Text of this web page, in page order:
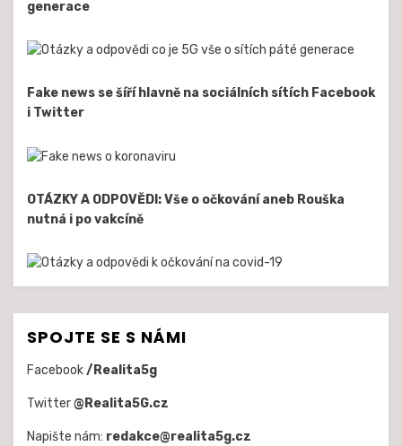
generace
Fake news se šíří hlavně na sociálních sítích Facebook
i Twitter
OTÁZKY A ODPOVĚDI: Vše o očkování aneb Rouška
nutná i po vakcíně
SPOJTE SE S NÁMI
Facebook/Realita5g
Twitter@Realita5G.cz
Napište nám: redakce@realita5g.cz